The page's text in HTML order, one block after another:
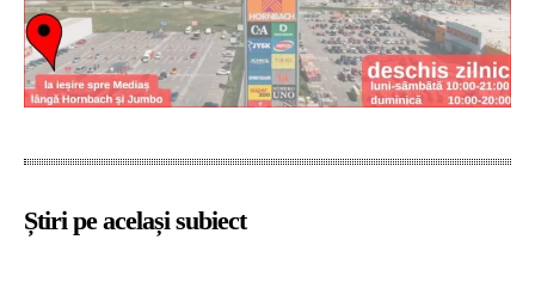
Știri pe același subiect